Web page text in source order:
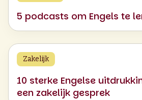
5 podcasts om Engels te
Zakelijk
10 sterke Engelse
een zakelijk gesprek